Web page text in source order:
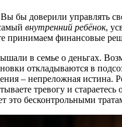
бы доверили управлять
внутренний ребёнок,
принимаем финансовые
в семье о деньгах.
откладываются в
– непреложная
тревогу и стараетесь
это бесконтрольными